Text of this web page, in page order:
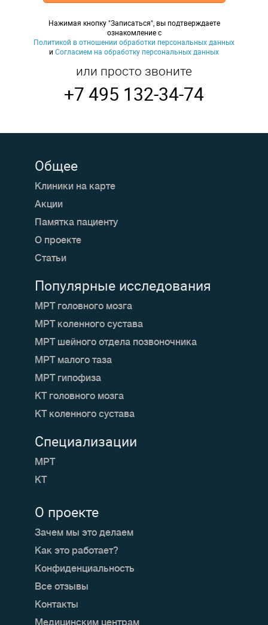
Нажимая кнопку "Записаться", вы подтверждаете
ознакомление с
Политикой в отношении обработки персональных данных
и Согласием на обработку персональных данных
или просто звоните
+7 495 132-34-74
О проекте
Зачем мы это делаем
Как это работает?
Конфиденциальность
Все отзывы
Контакты
Медицинским центрам
Общее
Клиники на карте
Акции
Памятка пациенту
О проекте
Статьи
Специализации
МРТ
КТ
Популярные исследования
МРТ головного мозга
МРТ коленного сустава
МРТ шейного отдела позвоночника
МРТ малого таза
МРТ гипофиза
КТ головного мозга
КТ коленного сустава